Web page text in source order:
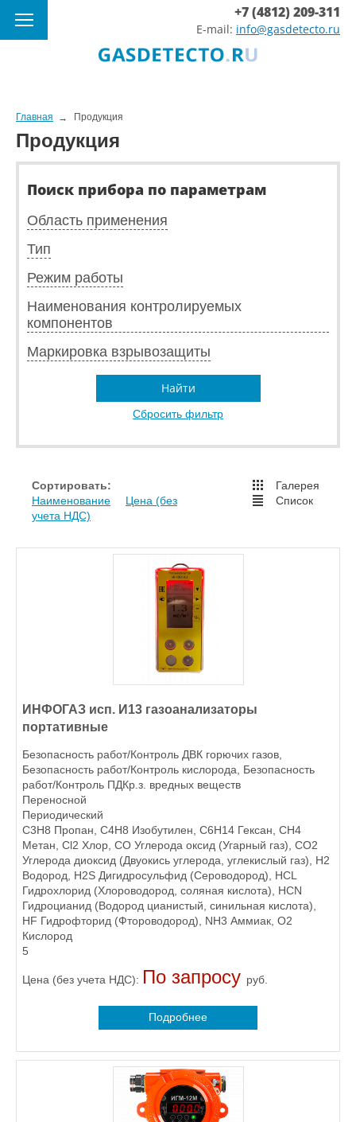
+7 (4812) 209-311
E-mail: info@gasdetecto.ru
Главная Продукция
Продукция
Поиск прибора по параметрам
Область применения
Тип
Режим работы
Наименования контролируемых
компонентов
Маркировка взрывозащиты
Найти
Сбросить фильтр
Сортировать:
Наименование
Цена (без
учета НДС)
Галерея
Список
ИНФОГАЗ исп. И13 газоанализаторы
портативные
Безопасность работ/Контроль ДВК горючих газов,
Безопасность работ/Контроль кислорода, Безопасность
работ/Контроль ПДКр.з. вредных веществ
Переносной
Периодический
C3H8 Пропан, C4H8 Изобутилен, C6H14 Гексан, CH4
Метан, Cl2 Хлор, CO Углерода оксид (Угарный газ), CO2
Углерода диоксид (Двуокись углерода, углекислый газ), H2
Водород, H2S Дигидросульфид (Сероводород), HCL
Гидрохлорид (Хлороводород, соляная кислота), HCN
Гидроцианид (Водород цианистый, синильная кислота),
HF Гидрофторид (Фтороводород), NH3 Аммиак, O2
Кислород
5
Цена (без учета НДС): По запросу руб.
Подробнее